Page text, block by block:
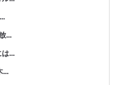
...
は...
...